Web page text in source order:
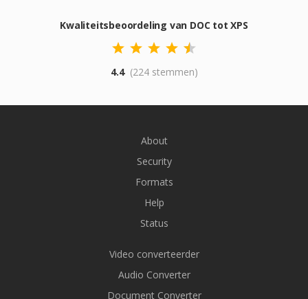
Kwaliteitsbeoordeling van DOC tot XPS
4.4 (224 stemmen)
About
Security
Formats
Help
Status
Video converteerder
Audio Converter
Document Converter